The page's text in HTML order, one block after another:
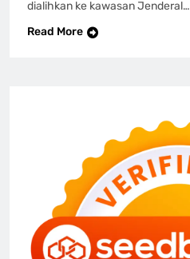
dialihkan ke kawasan Jenderal…
Read More